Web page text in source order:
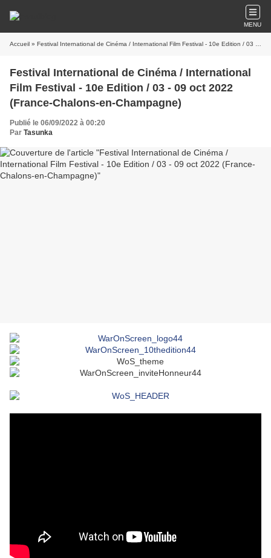
MENU
Accueil » Festival International de Cinéma / International Film Festival - 10e Edition / 03 - 09 oct 2022 (France-Chalons-en-Champagne)
Festival International de Cinéma / International
Film Festival - 10e Edition / 03 - 09 oct 2022
(France-Chalons-en-Champagne)
Publié le 06/09/2022 à 00:20
Par Tasunka